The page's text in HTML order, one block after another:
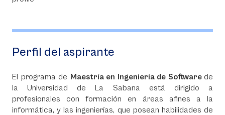
Perfil del aspirante
El programa de Maestría en Ingeniería de Software de
la Universidad de La Sabana está dirigido a
profesionales con formación en áreas afines a la
informática, y las ingenierías, que posean habilidades de